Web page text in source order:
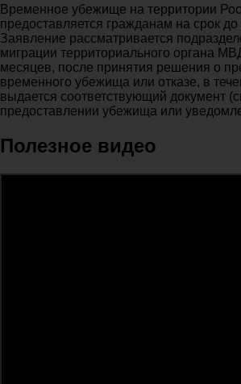
Временное убежище на территории
предоставляется гражданам на срок
Заявление рассматривается
миграции территориального органа
месяцев, после принятия решения о
временного убежища или отказе, в
выдается соответствующий документ
предоставлении убежища или
Полезное видео